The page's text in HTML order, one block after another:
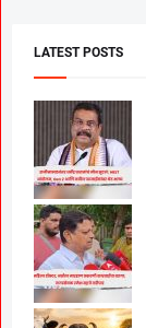
LATEST POSTS